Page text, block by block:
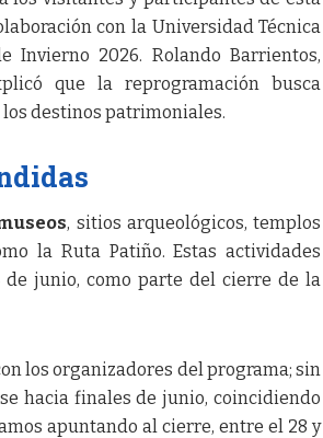
con la Universidad Técnica
2026. Rolando Barrientos,
que la reprogramación busca
destinos patrimoniales.
, sitios arqueológicos, templos
la Ruta Patiño. Estas actividades
de junio, como parte del cierre de la
los organizadores del programa; sin
hacia finales de junio, coincidiendo
apuntando al cierre, entre el 28 y